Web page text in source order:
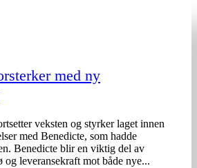
med ny
veksten og styrker laget innen
med Benedicte, som hadde
Benedicte blir en viktig del av
og leveransekraft mot både nye...